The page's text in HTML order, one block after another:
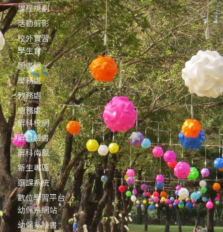
課程規劃
活動剪影
校外實習
學生會
圖書館
學務處
教務處
總務處
屏科校網
屏科臉書
屏科南風
新生專區
選課系統
數位學習平台
幼保系網站
幼保系臉書